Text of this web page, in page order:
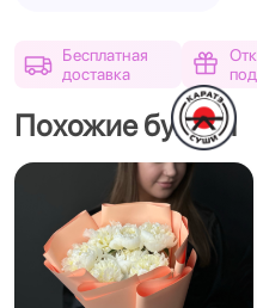
Бесплатная
доставка
Похожие букеты